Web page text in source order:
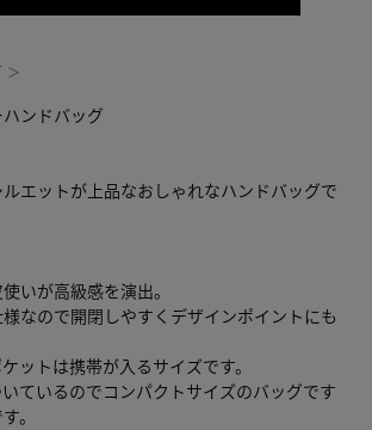
＞
ンドバッグ
エットが上品なおしゃれなハンドバッグで
いが高級感を演出。
なので開閉しやすくデザインポイントにも
ットは携帯が入るサイズです。
ているのでコンパクトサイズのバッグです
。